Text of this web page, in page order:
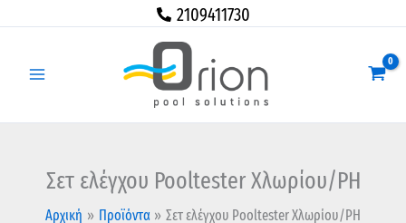
2109411730
Σετ ελέγχου Pooltester Χλωρίου/ΡΗ
Αρχική Προϊόντα Σετ ελέγχου Pooltester Χλωρίου/ΡΗ
Χλωρίου/
ποσότητα